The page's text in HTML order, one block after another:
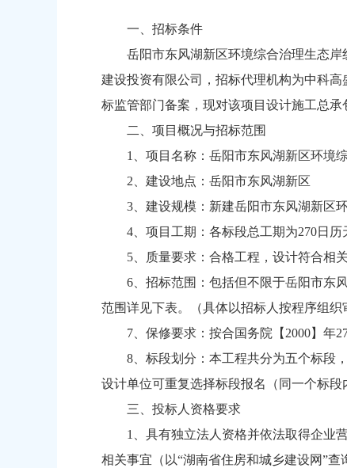
一、招标条件
岳阳市东风湖新区环境综合治理生态
建设投资有限公司，招标代理机构为中科
标监管部门备案，现对该项目设计施工总承
二、项目概况与招标范围
1、项目名称：岳阳市东风湖新区环境
2、建设地点：岳阳市东风湖新区
3、建设规模：新建岳阳市东风湖新区
4、项目工期：各标段总工期为270日历
5、质量要求：合格工程，设计符合相
6、招标范围：包括但不限于岳阳市东
范围详见下表。（具体以招标人按程序组织
7、保修要求：按合国务院【2000】年
8、标段划分：本工程共分为五个标段
设计单位可重复选择标段报名（同一个标段
三、投标人资格要求
1、具有独立法人资格并依法取得企业
相关事宜（以“湖南省住房和城乡建设网”